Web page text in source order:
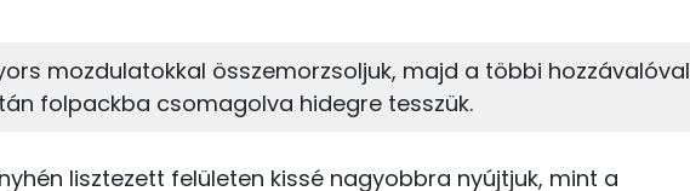
Szénhidrát
Zsír
Víz
mozdulatokkal összemorzsoljuk, majd a többi hozzávalóval
folpackba csomagolva hidegre tesszük.
lisztezett felületen kissé nagyobbra nyújtjuk, mint a